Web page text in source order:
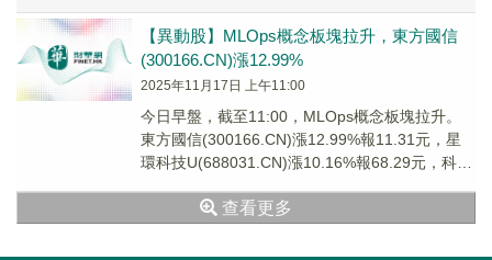
【異動股】MLOps概念板塊拉升，東方國信
(300166.CN)漲12.99%
2025年11月17日 上午11:00
今日早盤，截至11:00，MLOps概念板塊拉升。
東方國信(300166.CN)漲12.99%報11.31元，星
環科技U(688031.CN)漲10.16%報68.29元，科大
查看更多